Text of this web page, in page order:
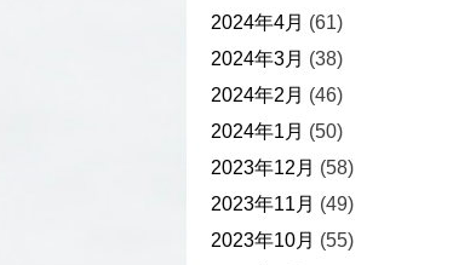
2024年4月 (61)
2024年3月 (38)
2024年2月 (46)
2024年1月 (50)
2023年12月 (58)
2023年11月 (49)
2023年10月 (55)